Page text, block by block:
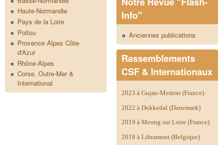
Haute-Normandie
Pays de la Loire
Poitou
Provence Alpes Côte-
d'Azur
Rhône-Alpes
Corse, Outre-Mer &
International
Info"
Anciennes publications
Rassemblements
CSF & Internationaux
2023 à Gujan-Mestras (France)
2022 à Dokkedal (Danemark)
2019 à Meung sur Loire (France)
2018 à Libramont (Belgique)